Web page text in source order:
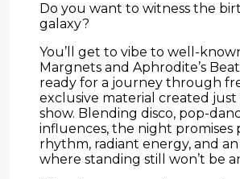
Do you want to witness the
galaxy?
You’ll get to vibe to well-
Margnets and Aphrodite’s
ready for a journey through
exclusive material created just
show. Blending disco, pop-
influences, the night promises
rhythm, radiant energy, and
where standing still won’t be